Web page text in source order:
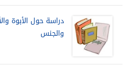
دراسة حول الأبوة
والجنس